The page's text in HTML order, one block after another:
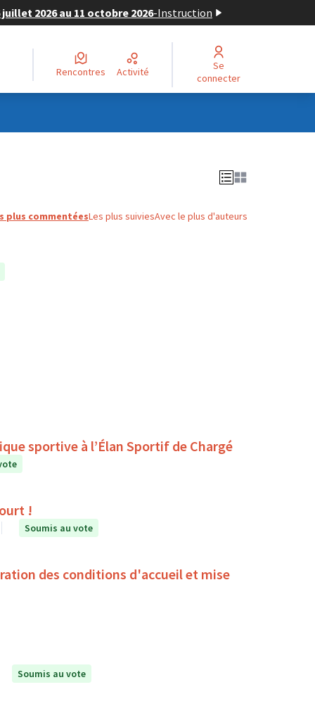
2026 au 11 octobre 2026-Instruction
Rencontres Activité
Se
connecter
plus commentéesLes plus suiviesAvec le plus d'auteurs
sportive à l’Élan Sportif de Chargé
!
Soumis au vote
des conditions d'accueil et mise
Soumis au vote